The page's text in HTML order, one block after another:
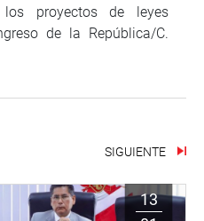
proyectos de leyes
de la República/C.
SIGUIENTE
13